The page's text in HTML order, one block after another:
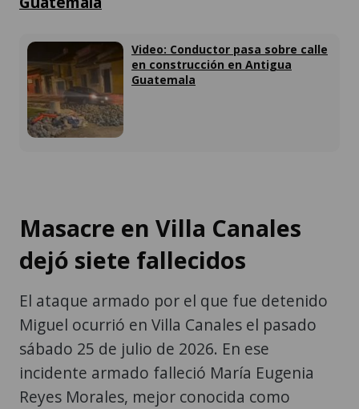
Video: Conductor pasa sobre calle
en construcción en Antigua
Guatemala
Masacre en Villa Canales
dejó siete fallecidos
El ataque armado por el que fue detenido
Miguel ocurrió en Villa Canales el pasado
sábado 25 de julio de 2026. En ese
incidente armado falleció María Eugenia
Reyes Morales, mejor conocida como